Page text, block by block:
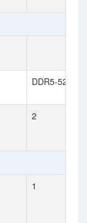
DDR5-5200
2
1